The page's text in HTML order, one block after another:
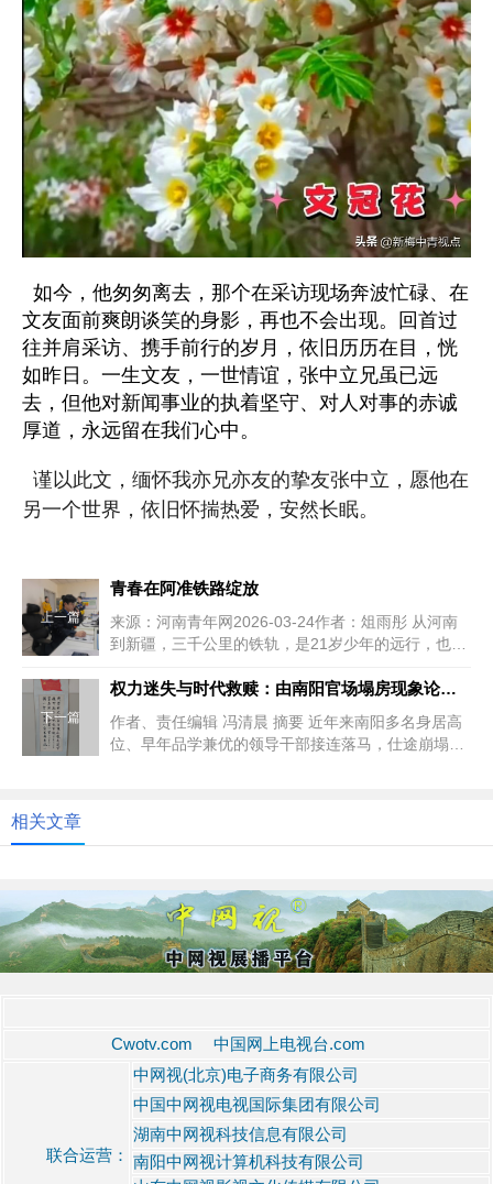
如今，他匆匆离去，那个在采访现场奔波忙碌、在
文友面前爽朗谈笑的身影，再也不会出现。回首过
往并肩采访、携手前行的岁月，依旧历历在目，恍
如昨日。一生文友，一世情谊，张中立兄虽已远
去，但他对新闻事业的执着坚守、对人对事的赤诚
厚道，永远留在我们心中。
谨以此文，缅怀我亦兄亦友的挚友张中立，愿他在
另一个世界，依旧怀揣热爱，安然长眠。
上一篇
青春在阿准铁路绽放
来源：河南青年网2026-03-24作者：俎雨彤 从河南
到新疆，三千公里的铁轨，是21岁少年的远行，也是
下一篇
权力迷失与时代救赎：由南阳官场塌房现象论内乡县衙三堂官民文化
作者、责任编辑 冯清晨 摘要 近年来南阳多名身居高
位、早年品学兼优的领导干部接连落马，仕途崩塌、
相关文章
Cwotv.com 中国网上电视台.com
联合运营：
中网视(北京)电子商务有限公司
中国中网视电视国际集团有限公司
湖南中网视科技信息有限公司
南阳中网视计算机科技有限公司